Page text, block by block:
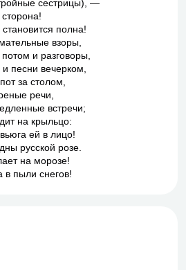
сестрицы), —
полна!
взоры,
и разговоры,
песни вечерком,
за столом,
речи,
встречи;
на крыльцо:
ей в лицо!
русской розе.
на морозе!
в пыли снегов!